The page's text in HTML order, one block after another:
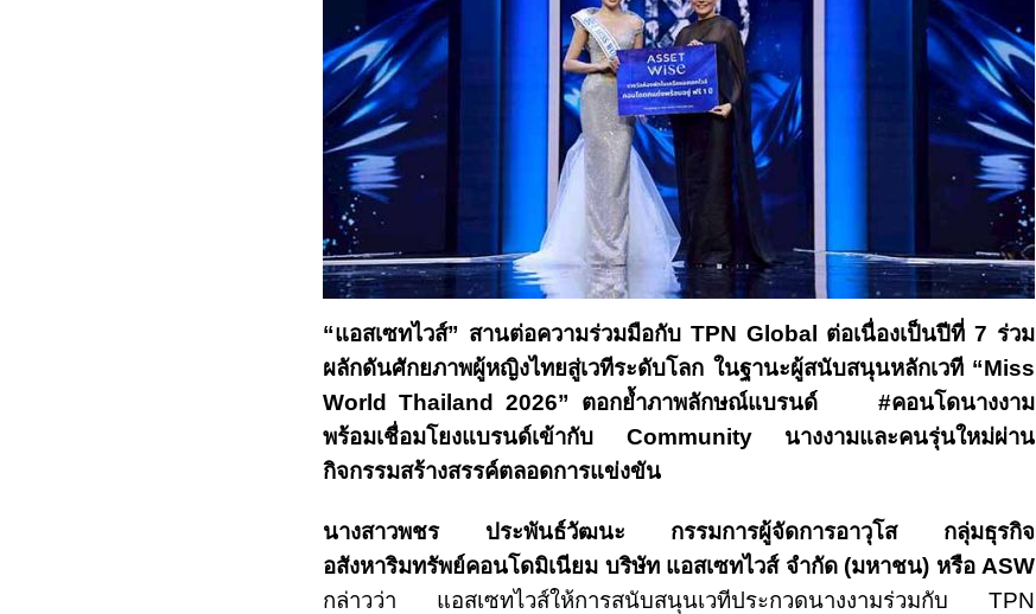
“แอสเซทไวส์” สานต่อความร่วมมือกับ TPN Global ต่อเนื่องเป็นปีที่7 ร่วม
ผลักดันศักยภาพผู้หญิงไทยสู่เวทีระดับโลก ในฐานะผู้สนับสนุนหลักเวที “Miss
World Thailand 2026” ตอกย้ำภาพลักษณ์แบรนด์ #คอนโดนางงาม
พร้อมเชื่อมโยงแบรนด์เข้ากับ Community นางงามและคนรุ่นใหม่ผ่าน
กิจกรรมสร้างสรรค์ตลอดการแข่งขัน
นางสาวพชร ประพันธ์วัฒนะ กรรมการผู้จัดการอาวุโส กลุ่มธุรกิจ
อสังหาริมทรัพย์คอนโดมิเนียม บริษัท แอสเซทไวส์ จำกัด (มหาชน) หรือ ASW
กล่าวว่า แอสเซทไวส์ให้การสนับสนุนเวทีประกวดนางงามร่วมกับ TPN